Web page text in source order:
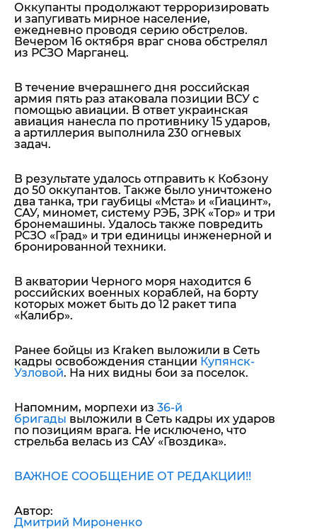
Оккупанты продолжают терроризировать
и запугивать мирное население,
ежедневно проводя серию обстрелов.
Вечером 16 октября враг снова обстрелял
из РСЗО Марганец.
В течение вчерашнего дня российская
армия пять раз атаковала позиции ВСУ с
помощью авиации. В ответ украинская
авиация нанесла по противнику 15 ударов,
а артиллерия выполнила 230 огневых
задач.
В результате удалось отправить к Кобзону
до 50 оккупантов. Также было уничтожено
два танка, три гаубицы «Мста» и «Гиацинт»,
САУ, миномет, систему РЭБ, ЗРК «Тор» и три
бронемашины. Удалось также повредить
РСЗО «Град» и три единицы инженерной и
бронированной техники.
В акватории Черного моря находится 6
российских военных кораблей, на борту
которых может быть до 12 ракет типа
«Калибр».
Ранее бойцы из Kraken выложили в Сеть
кадры освобождения станции Купянск-
Узловой. На них видны бои за поселок.
Напомним, морпехи из 36-й
бригады выложили в Сеть кадры их ударов
по позициям врага. Не исключено, что
стрельба велась из САУ «Гвоздика».
ВАЖНОЕ СООБЩЕНИЕ ОТ РЕДАКЦИИ!!
Автор:
Дмитрий Мироненко